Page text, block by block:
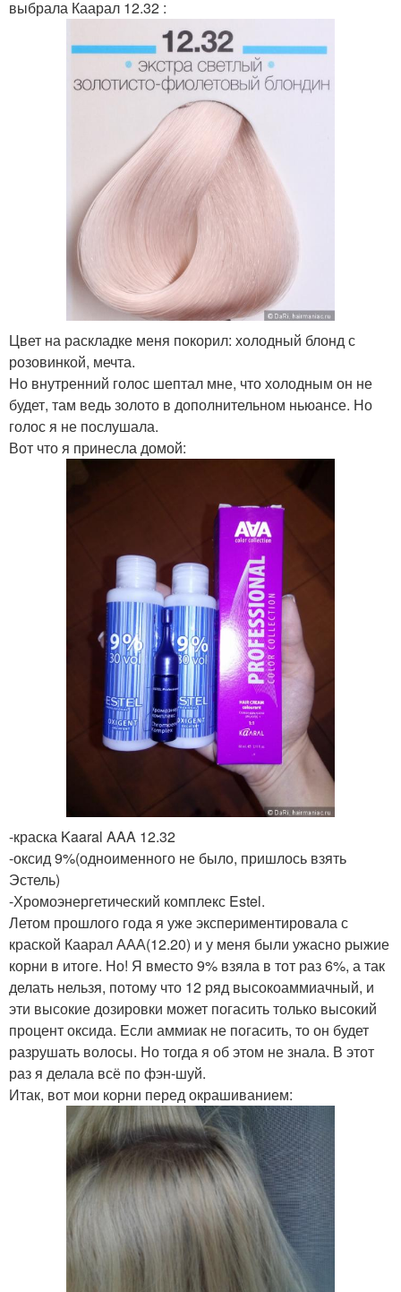
выбрала Каарал 12.32 :
Цвет на раскладке меня покорил: холодный блонд с
розовинкой, мечта.
Но внутренний голос шептал мне, что холодным он не
будет, там ведь золото в дополнительном ньюансе. Но
голос я не послушала.
Вот что я принесла домой:
-краска Kaaral AAA 12.32
-оксид 9%(одноименного не было, пришлось взять
Эстель)
-Хромоэнергетический комплекс Estel.
Летом прошлого года я уже экспериментировала с
краской Каарал ААА(12.20) и у меня были ужасно рыжие
корни в итоге. Но! Я вместо 9% взяла в тот раз 6%, а так
делать нельзя, потому что 12 ряд высокоаммиачный, и
эти высокие дозировки может погасить только высокий
процент оксида. Если аммиак не погасить, то он будет
разрушать волосы. Но тогда я об этом не знала. В этот
раз я делала всё по фэн-шуй.
Итак, вот мои корни перед окрашиванием: